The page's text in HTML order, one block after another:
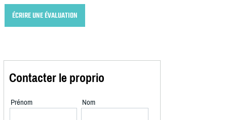
ÉCRIRE UNE ÉVALUATION
Contacter le proprio
Prénom Nom